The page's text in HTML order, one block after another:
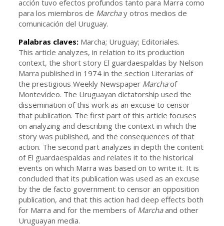
acción tuvo efectos profundos tanto para Marra como
para los miembros de Marchay otros medios de
comunicación del Uruguay.
Palabras claves: Marcha; Uruguay; Editoriales.
This article analyzes, in relation to its production
context, the short story El guardaespaldas by Nelson
Marra published in 1974 in the section Literarias of
the prestigious Weekly Newspaper Marchaof
Montevideo. The Uruguayan dictatorship used the
dissemination of this work as an excuse to censor
that publication. The first part of this article focuses
on analyzing and describing the context in which the
story was published, and the consequences of that
action. The second part analyzes in depth the content
of El guardaespaldas and relates it to the historical
events on which Marra was based on to write it. It is
concluded that its publication was used as an excuse
by the de facto government to censor an opposition
publication, and that this action had deep effects both
for Marra and for the members of Marchaand other
Uruguayan media.